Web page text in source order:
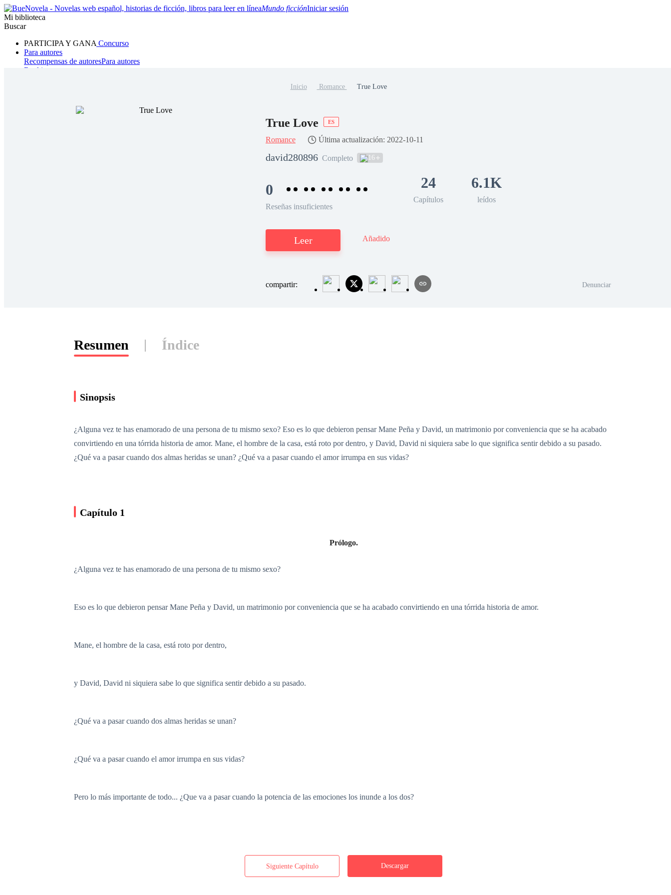
Mundo ficciónIniciar sesión
Mi biblioteca
Buscar
PARTICIPA Y GANA Concurso
Para autores
Recompensas de autoresPara autores
Ranking
Hombre lobo Sistema
Inicio Romance True Love
True Love ES
Romance Última actualización: 2022-10-11
david280896 Completo 16
0
Reseñas insuficientes
24
Capítulos
6.1K
leídos
Leer Añadido
compartir: Denunciar
Resumen Índice
Sinopsis
¿Alguna vez te has enamorado de una persona de tu mismo sexo? Eso es lo que debieron pensar Mane Peña y David, un matrimonio por conveniencia que se ha acabado
convirtiendo en una tórrida historia de amor. Mane, el hombre de la casa, está roto por dentro, y David, David ni siquiera sabe lo que significa sentir debido a su pasado.
¿Qué va a pasar cuando dos almas heridas se unan? ¿Qué va a pasar cuando el amor irrumpa en sus vidas?
Capítulo 1
Prólogo.
¿Alguna vez te has enamorado de una persona de tu mismo sexo?
Eso es lo que debieron pensar Mane Peña y David, un matrimonio por conveniencia que se ha acabado convirtiendo en una tórrida historia de amor.
Mane, el hombre de la casa, está roto por dentro,
y David, David ni siquiera sabe lo que significa sentir debido a su pasado.
¿Qué va a pasar cuando dos almas heridas se unan?
¿Qué va a pasar cuando el amor irrumpa en sus vidas?
Pero lo más importante de todo... ¿Que va a pasar cuando la potencia de las emociones los inunde a los dos?
Siguiente Capítulo Descargar